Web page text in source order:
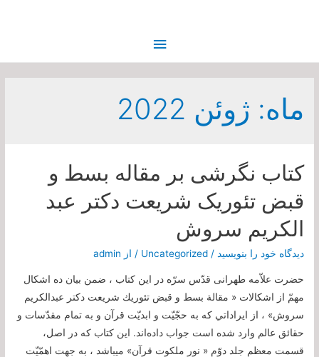
فهرست
ماه: ژوئن 2022
کتاب نگرشی بر مقاله بسط و
قبض تئوریک شریعت دکتر عبد
الکریم سروش
دیدگاه‌ خود را بنویسید /
Uncategorized / از admin
حضرت‌ علاّمه‌ طهرانی قدّس‌ سرّه‌ در اين‌ كتاب‌ ، ضمن‌ بيان‌ ده‌ اشكال‌
مهمّ از اشكالات‌ « مقالة‌ بسط‌ و قبض‌ تئوريك‌ شريعت‌ دكتر عبدالكريم‌
سروش‌» ، از ايراداتي‌ كه‌ به‌ حجّيّت‌ و ابديّت‌ قرآن‌ و به تمام‌ مقدّسات‌ و
حقائق‌ عالم‌ وارد شده‌ است‌ جواب‌ داده‌اند. اين‌ كتاب‌ كه‌ در اصل‌،
قسمت‌ معظم‌ جلد دوّم‌ « نور ملكوت‌ قرآن‌» ميباشد ، به‌ جهت‌ اهمّيّت‌